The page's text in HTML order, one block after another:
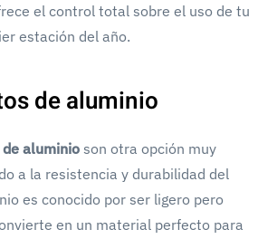
el control total sobre el uso de tu
estación del año.
de aluminio
aluminio son otra opción muy
a la resistencia y durabilidad del
es conocido por ser ligero pero
en un material perfecto para